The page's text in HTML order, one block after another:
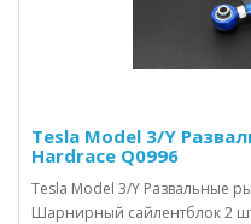
Tesla Model 3/Y
Hardrace Q0996
Tesla Model 3/Y Развальные
Шарнирный сайлентблок 2